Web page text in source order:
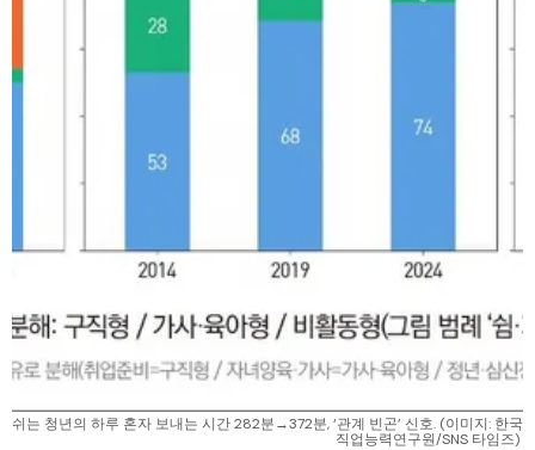
쉬는 청년의 하루 혼자 보내는 시간 282분→372분, ‘관계 빈곤’ 신호. (이미지: 한국
직업능력연구원/SNS 타임즈)